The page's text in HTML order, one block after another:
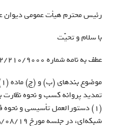
رئیس محترم هیأت عمومی دیوان
با سلام و تحیّت
عطف به نامه شماره ۲۰۰/۱۳۰۲۱۲/۲۱۰/۹۰۰۰ مورخ ۱۳۹۴/۰۸/۲۳؛
تمدید پروانه کسب و نحوه
(۱) دستورالعمل تأسیسی و نحوه